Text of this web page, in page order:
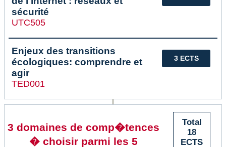
sécurité
UTC505
3 ECTS
Enjeux des transitions
écologiques: comprendre et
agir
TED001
Total
18
ECTS
3 domaines de comp�tences
� choisir parmi les 5